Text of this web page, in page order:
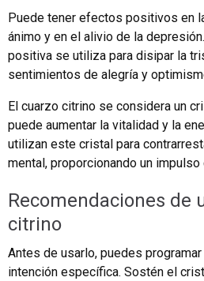
Puede tener efectos positivos en
ánimo y en el alivio de la
positiva se utiliza para disipar la
sentimientos de alegría y
El cuarzo citrino se considera un
puede aumentar la vitalidad y la
utilizan este cristal para
mental, proporcionando un impulso
Recomendaciones de
citrino
Antes de usarlo, puedes
intención específica. Sostén el